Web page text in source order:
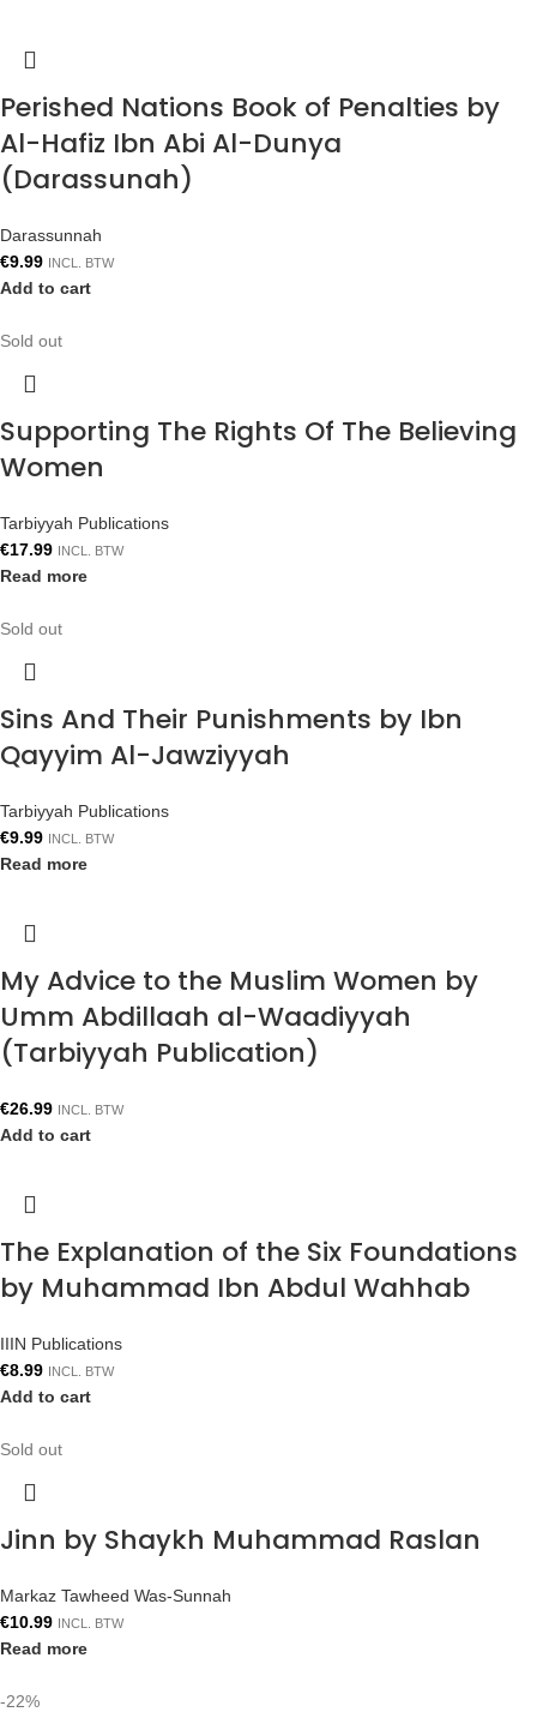
Perished Nations Book of Penalties by
Al-Hafiz Ibn Abi Al-Dunya
(Darassunah)
Darassunnah
€9.99 INCL. BTW
Add to cart
Sold out
Supporting The Rights Of The Believing
Women
Tarbiyyah Publications
€17.99 INCL. BTW
Read more
Sold out
Sins And Their Punishments by Ibn
Qayyim Al-Jawziyyah
Tarbiyyah Publications
€9.99 INCL. BTW
Read more
My Advice to the Muslim Women by
Umm Abdillaah al-Waadiyyah
(Tarbiyyah Publication)
€26.99 INCL. BTW
Add to cart
The Explanation of the Six Foundations
by Muhammad Ibn Abdul Wahhab
IIIN Publications
€8.99 INCL. BTW
Add to cart
Sold out
Jinn by Shaykh Muhammad Raslan
Markaz Tawheed Was-Sunnah
€10.99 INCL. BTW
Read more
-22%